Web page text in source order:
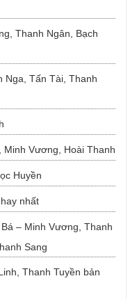
Thanh Ngân, Bạch
Nga, Tấn Tài, Thanh
Minh Vương, Hoài Thanh
Huyền
nhất
– Minh Vương, Thanh
Sang
Thanh Tuyền bản